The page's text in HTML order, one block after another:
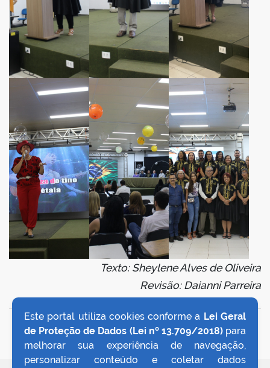
Texto: Sheylene Alves de Oliveira
Revisão: Daianni Parreira
VOLTAR AO TOPO
Este portal utiliza cookies conforme a Lei Geral
de Proteção de Dados (Lei nº 13.709/2018)para
melhorar sua experiência de navegação,
personalizar conteúdo e coletar dados